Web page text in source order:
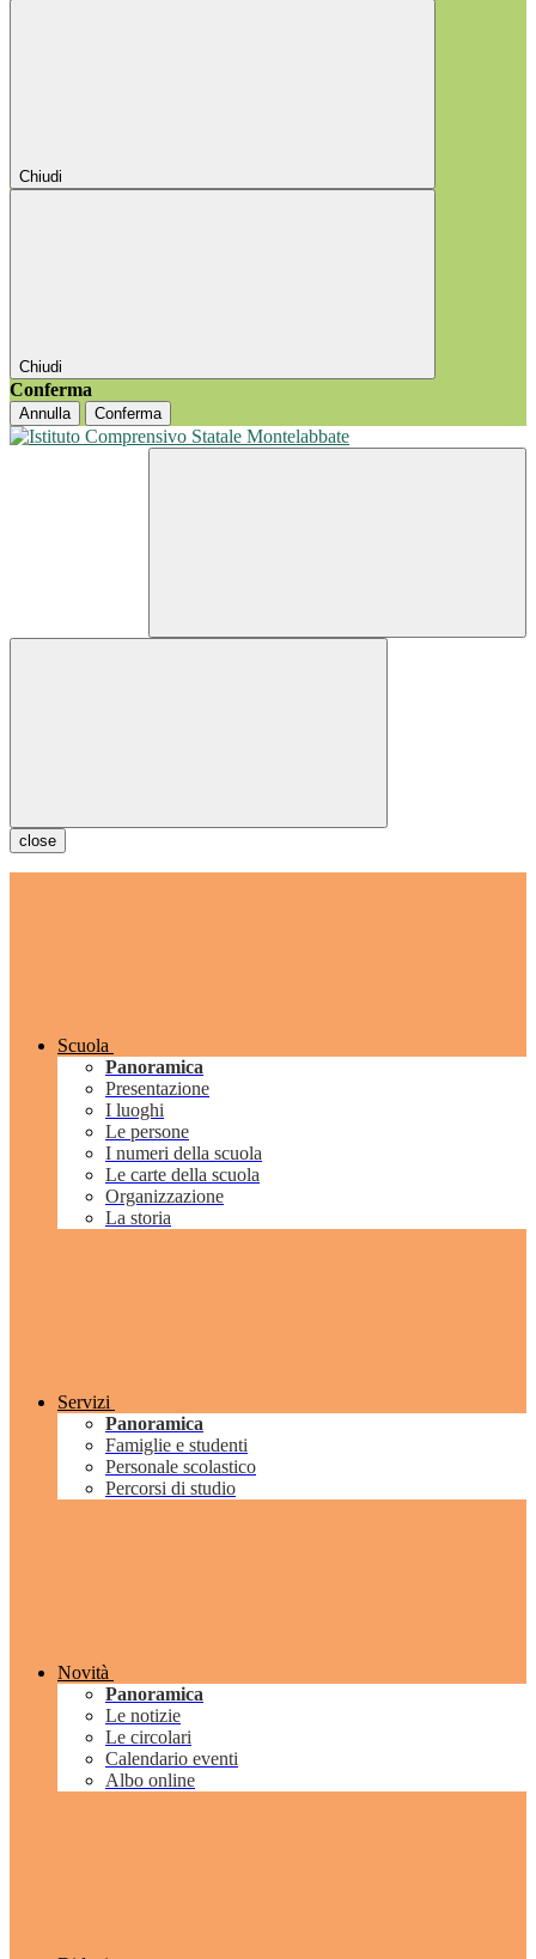
Chiudi
Chiudi
Conferma
Annulla Conferma
close
Scuola
Panoramica
Presentazione
I luoghi
Le persone
I numeri della scuola
Le carte della scuola
Organizzazione
La storia
Servizi
Panoramica
Famiglie e studenti
Personale scolastico
Percorsi di studio
Novità
Panoramica
Le notizie
Le circolari
Calendario eventi
Albo online